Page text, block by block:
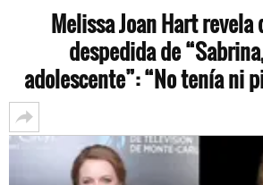
Melissa Joan Hart revela
despedida de
adolescente”: “No tenía ni